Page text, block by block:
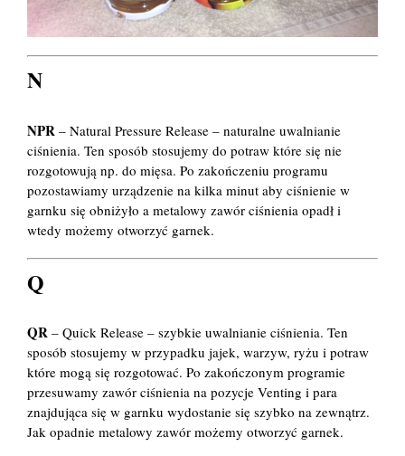
N
NPR – Natural Pressure Release – naturalne uwalnianie
ciśnienia. Ten sposób stosujemy do potraw które się nie
rozgotowują np. do mięsa. Po zakończeniu programu
pozostawiamy urządzenie na kilka minut aby ciśnienie w
garnku się obniżyło a metalowy zawór ciśnienia opadł i
wtedy możemy otworzyć garnek.
Q
QR – Quick Release – szybkie uwalnianie ciśnienia. Ten
sposób stosujemy w przypadku jajek, warzyw, ryżu i potraw
które mogą się rozgotować. Po zakończonym programie
przesuwamy zawór ciśnienia na pozycje Venting i para
znajdująca się w garnku wydostanie się szybko na zewnątrz.
Jak opadnie metalowy zawór możemy otworzyć garnek.